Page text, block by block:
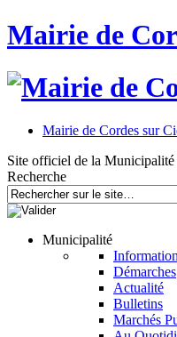
Mairie de
Mairie de Cordes sur
Site officiel de la
Recherche
Municipalité
Démarches
Actualité
Bulletins
Marchés